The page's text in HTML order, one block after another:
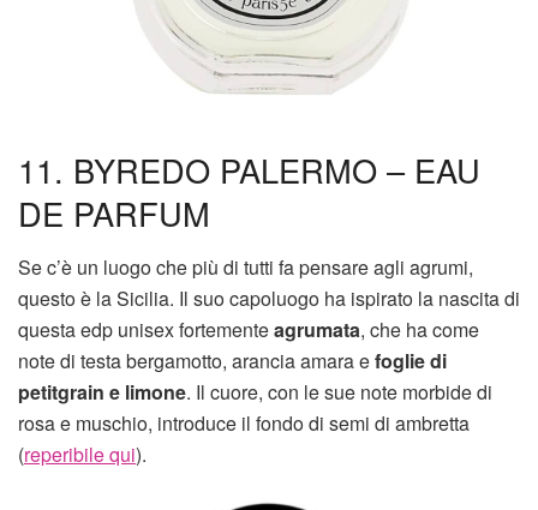
11. BYREDO PALERMO – EAU
DE PARFUM
Se c’è un luogo che più di tutti fa pensare agli agrumi,
questo è la Sicilia. Il suo capoluogo ha ispirato la nascita di
questa edp unisex fortementeagrumata, che ha come
note di testa bergamotto, arancia amara efoglie di
petitgrain e limone. Il cuore, con le sue note morbide di
rosa e muschio, introduce il fondo di semi di ambretta
(reperibile qui).